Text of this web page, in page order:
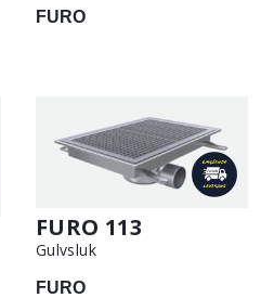
FURO
FURO 113
Gulvsluk
FURO